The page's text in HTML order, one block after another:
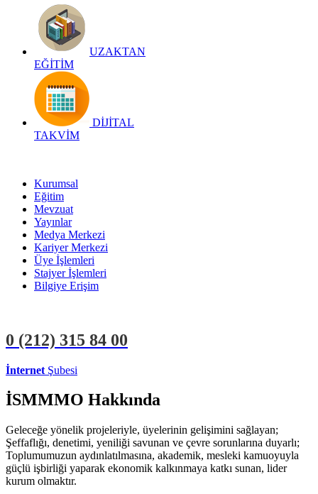
UZAKTAN
EĞİTİM
DİJİTAL
TAKVİM
Kurumsal
Eğitim
Mevzuat
Yayınlar
Medya Merkezi
Kariyer Merkezi
Üye İşlemleri
Stajyer İşlemleri
Bilgiye Erişim
0 (212) 315 84 00
İnternet Şubesi
İSMMMO Hakkında
Geleceğe yönelik projeleriyle, üyelerinin gelişimini sağlayan;
Şeffaflığı, denetimi, yeniliği savunan ve çevre sorunlarına duyarlı;
Toplumumuzun aydınlatılmasına, akademik, mesleki kamuoyuyla
güçlü işbirliği yaparak ekonomik kalkınmaya katkı sunan, lider
kurum olmaktır.